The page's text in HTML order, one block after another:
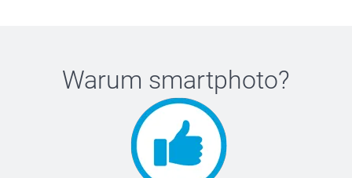
Warum smartphoto?